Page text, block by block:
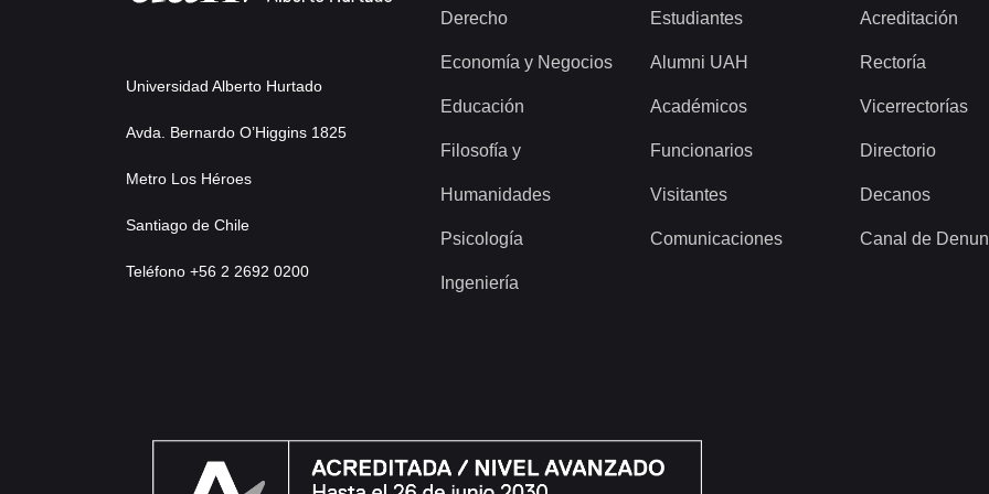
Universidad Alberto Hurtado
Avda. Bernardo O’Higgins 1825
Metro Los Héroes
Santiago de Chile
Teléfono +56 2 2692 0200
Derecho
Economía y Negocios
Educación
Filosofía y
Humanidades
Psicología
Ingeniería
Estudiantes
Alumni UAH
Académicos
Funcionarios
Visitantes
Comunicaciones
Acreditación
Rectoría
Vicerrectorías
Directorio
Decanos
Canal de